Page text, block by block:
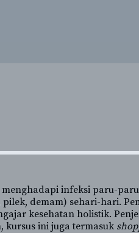
infeksi paru-
demam) sehari-hari.
kesehatan holistik.
kursus ini juga termasuk